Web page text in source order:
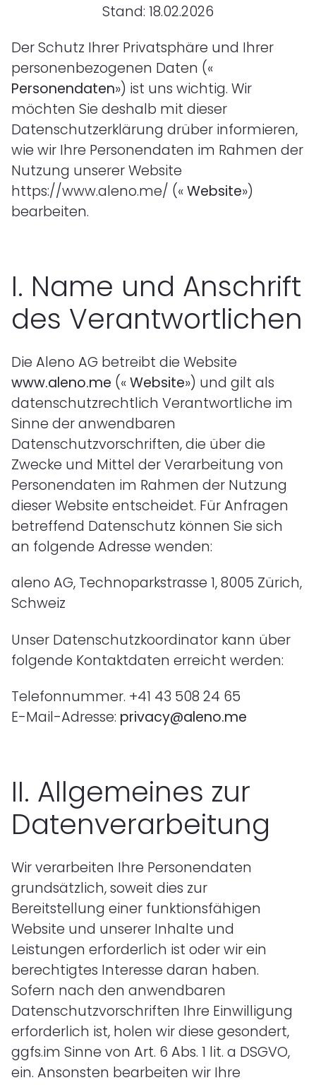
Stand: 18.02.2026
Der Schutz Ihrer Privatsphäre und Ihrer
personenbezogenen Daten («
Personendaten») ist uns wichtig. Wir
möchten Sie deshalb mit dieser
Datenschutzerklärung drüber informieren,
wie wir Ihre Personendaten im Rahmen der
Nutzung unserer Website
https://www.aleno.me/ («Website»)
bearbeiten.
I. Name und Anschrift
des Verantwortlichen
Die Aleno AG betreibt die Website
www.aleno.me («Website») und gilt als
datenschutzrechtlich Verantwortliche im
Sinne der anwendbaren
Datenschutzvorschriften, die über die
Zwecke und Mittel der Verarbeitung von
Personendaten im Rahmen der Nutzung
dieser Website entscheidet. Für Anfragen
betreffend Datenschutz können Sie sich
an folgende Adresse wenden:
aleno AG, Technoparkstrasse 1, 8005 Zürich,
Schweiz
Unser Datenschutzkoordinator kann über
folgende Kontaktdaten erreicht werden:
Telefonnummer. +41 43 508 24 65
E-Mail-Adresse: privacy@aleno.me
II. Allgemeines zur
Datenverarbeitung
Wir verarbeiten Ihre Personendaten
grundsätzlich, soweit dies zur
Bereitstellung einer funktionsfähigen
Website und unserer Inhalte und
Leistungen erforderlich ist oder wir ein
berechtigtes Interesse daran haben.
Sofern nach den anwendbaren
Datenschutzvorschriften Ihre Einwilligung
erforderlich ist, holen wir diese gesondert,
ggfs.im Sinne von Art. 6 Abs. 1 lit. a DSGVO,
ein. Ansonsten bearbeiten wir Ihre